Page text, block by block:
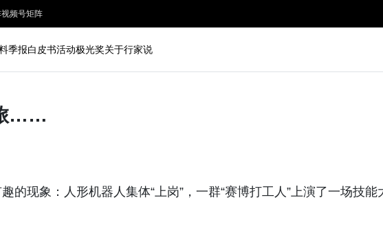
视频号矩阵
季报白皮书活动极光奖关于行家说
……
的现象：人形机器人集体“上岗”，一群“赛博打工人”上演了一场技能